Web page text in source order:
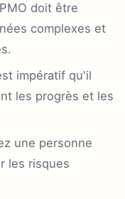
doit être
complexes et
impératif qu'il
les progrès et les
une personne
les risques